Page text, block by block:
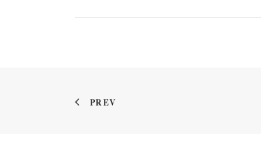
PREV